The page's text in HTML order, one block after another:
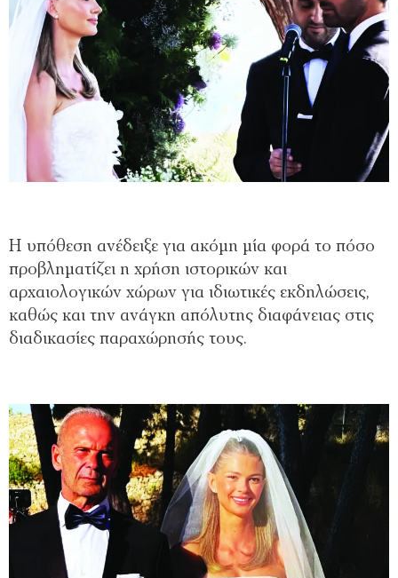
Η υπόθεση ανέδειξε για ακόμη μία φορά το πόσο
προβληματίζει η χρήση ιστορικών και
αρχαιολογικών χώρων για ιδιωτικές εκδηλώσεις,
καθώς και την ανάγκη απόλυτης διαφάνειας στις
διαδικασίες παραχώρησής τους.